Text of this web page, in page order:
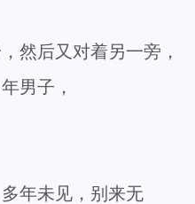
后又对着另一旁，
男子，
未见，别来无